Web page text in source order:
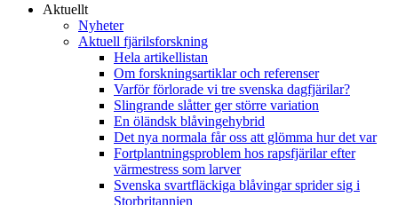
Aktuellt
Nyheter
Aktuell fjärilsforskning
Hela artikellistan
Om forskningsartiklar och referenser
Varför förlorade vi tre svenska dagfjärilar?
Slingrande slåtter ger större variation
En öländsk blåvingehybrid
Det nya normala får oss att glömma hur det var
Fortplantningsproblem hos rapsfjärilar efter
värmestress som larver
Svenska svartfläckiga blåvingar sprider sig i
Storbritannien